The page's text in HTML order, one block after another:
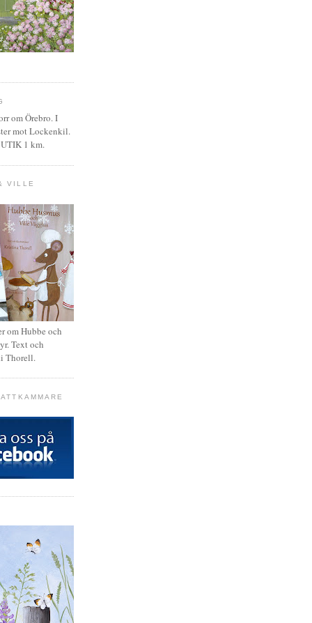
om Örebro. I
mot Lockenkil.
1 km.
VILLE
om Hubbe och
Text och
Thorell.